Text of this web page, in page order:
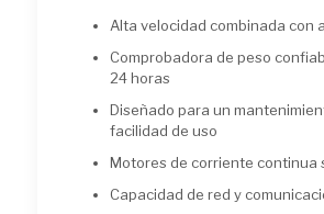
Alta velocidad combinada con
Comprobadora de peso
24 horas
Diseñado para un
facilidad de uso
Motores de corriente continua
Capacidad de red y